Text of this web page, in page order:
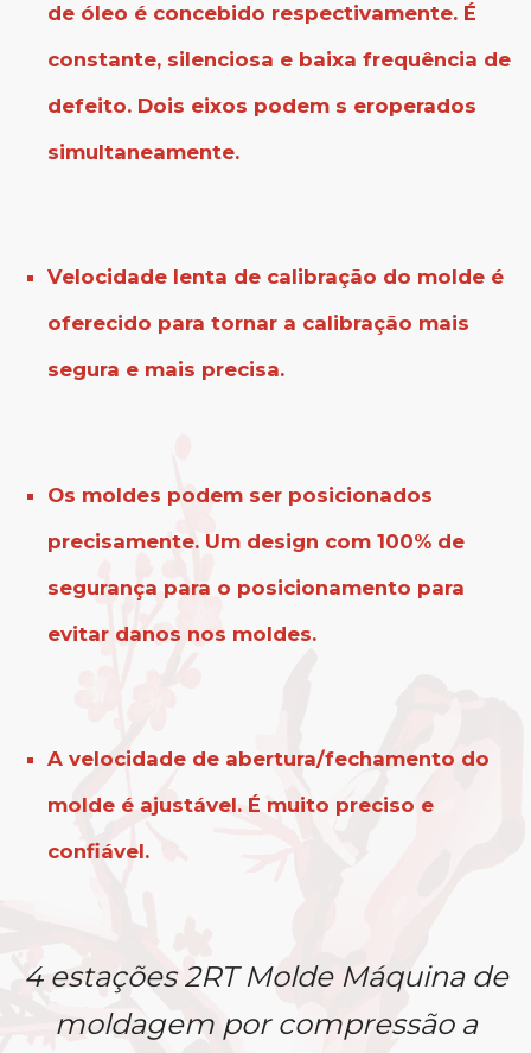
de óleo é concebido respectivamente. É
constante, silenciosa e baixa frequência de
defeito. Dois eixos podem s eroperados
simultaneamente.
Velocidade lenta de calibração do molde é
oferecido para tornar a calibração mais
segura e mais precisa.
Os moldes podem ser posicionados
precisamente. Um design com 100% de
segurança para o posicionamento para
evitar danos nos moldes.
A velocidade de abertura/fechamento do
molde é ajustável. É muito preciso e
confiável.
4 estações 2RT Molde Máquina de
moldagem por compressão a